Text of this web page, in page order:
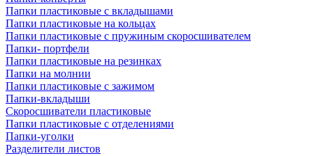
Папки пластиковые с вкладышами
Папки пластиковые на кольцах
Папки пластиковые с пружиным скоросшивателем
Папки- портфели
Папки пластиковые на резинках
Папки на молнии
Папки пластиковые с зажимом
Папки-вкладыши
Скоросшиватели пластиковые
Папки пластиковые с отделениями
Папки-уголки
Разделители листов